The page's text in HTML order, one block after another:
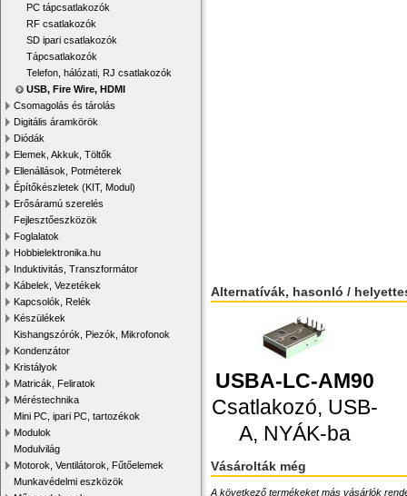
PC tápcsatlakozók
RF csatlakozók
SD ipari csatlakozók
Tápcsatlakozók
Telefon, hálózati, RJ csatlakozók
USB, Fire Wire, HDMI
Csomagolás és tárolás
Digitális áramkörök
Diódák
Elemek, Akkuk, Töltők
Ellenállások, Potméterek
Építőkészletek (KIT, Modul)
Erősáramú szerelés
Fejlesztőeszközök
Foglalatok
Hobbielektronika.hu
Induktivitás, Transzformátor
Kábelek, Vezetékek
Kapcsolók, Relék
Készülékek
Kishangszórók, Piezók, Mikrofonok
Kondenzátor
Kristályok
Matricák, Feliratok
Méréstechnika
Mini PC, ipari PC, tartozékok
Modulok
Modulvilág
Motorok, Ventilátorok, Fűtőelemek
Munkavédelmi eszközök
Alternatívák, hasonló /
USBA-LC-AM90
Csatlakozó, USB-
A, NYÁK-ba
Vásárolták még
A következő termékeket más vásárlók